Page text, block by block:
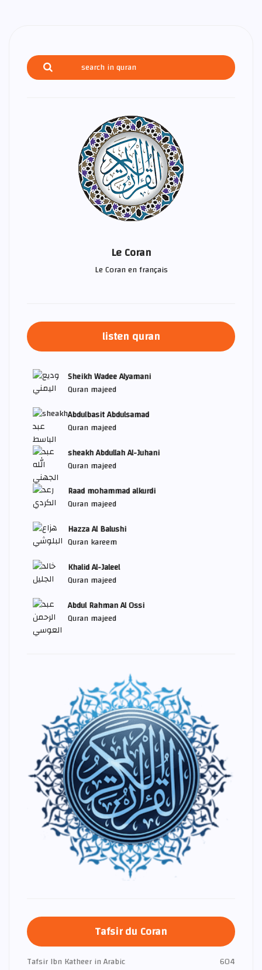
Le Coran
Le Coran en français
listen quran
Sheikh Wadee Alyamani
Quran majeed
Abdulbasit Abdulsamad
Quran majeed
sheakh Abdullah Al-Juhani
Quran majeed
Raad mohammad alkurdi
Quran majeed
Hazza Al Balushi
Quran kareem
Khalid Al-Jaleel
Quran majeed
Abdul Rahman Al Ossi
Quran majeed
Tafsir du Coran
Tafsir Ibn Katheer in Arabic
604